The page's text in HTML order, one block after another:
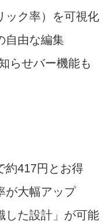
ック率）を可視化
自由な編集
らせバー機能も
約417円とお得
が大幅アップ
した設計」が可能